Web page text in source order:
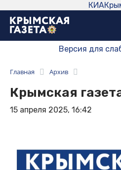
КИА
Версия для
Главная Архив
Крымская
15 апреля 2025, 16:42